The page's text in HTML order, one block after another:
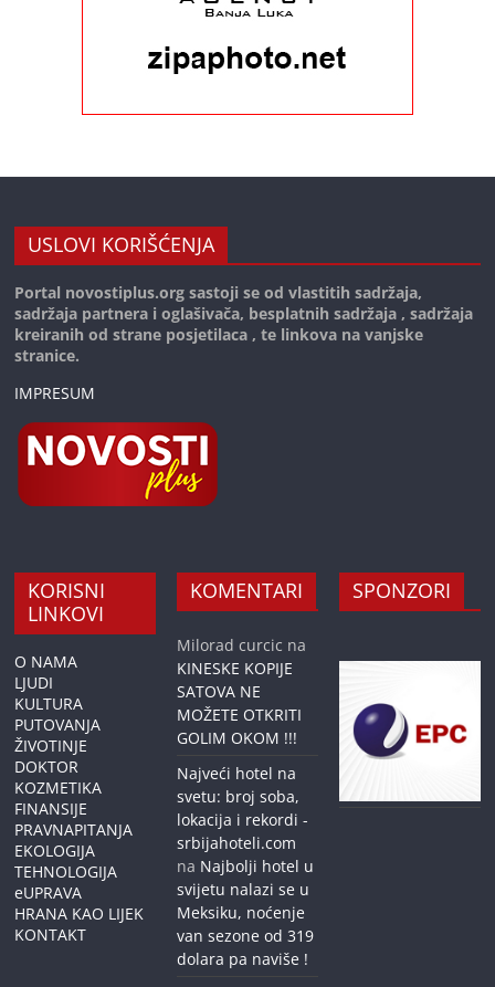
USLOVI KORIŠĆENJA
Portal novostiplus.org sastoji se od vlastitih sadržaja,
sadržaja partnera i oglašivača, besplatnih sadržaja , sadržaja
kreiranih od strane posjetilaca , te linkova na vanjske
stranice.
IMPRESUM
KORISNI
LINKOVI
O NAMA
LJUDI
KULTURA
PUTOVANJA
ŽIVOTINJE
DOKTOR
KOZMETIKA
FINANSIJE
PRAVNAPITANJA
EKOLOGIJA
TEHNOLOGIJA
eUPRAVA
HRANA KAO LIJEK
KONTAKT
KOMENTARI
Milorad curcic na
KINESKE KOPIJE
SATOVA NE
MOŽETE OTKRITI
GOLIM OKOM !!!
Najveći hotel na
svetu: broj soba,
lokacija i rekordi -
srbijahoteli.com
na Najbolji hotel u
svijetu nalazi se u
Meksiku, noćenje
van sezone od 319
dolara pa naviše !
SPONZORI